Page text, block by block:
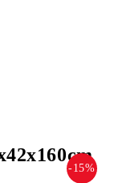
-15%